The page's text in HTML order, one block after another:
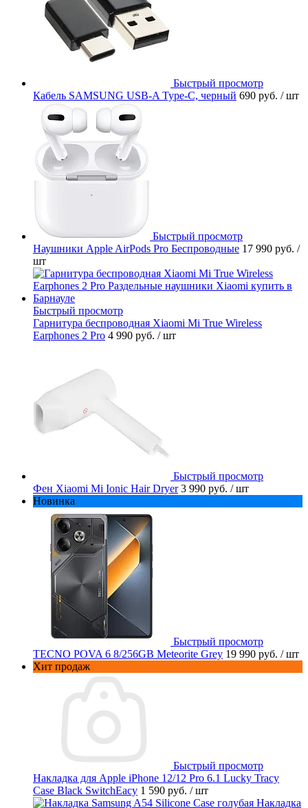
Быстрый просмотр
Кабель SAMSUNG USB-A Type-C, черный 690 руб. / шт
Быстрый просмотр
Наушники Apple AirPods Pro Беспроводные 17 990 руб. /
шт
Быстрый просмотр
Гарнитура беспроводная Xiaomi Mi True Wireless
Earphones 2 Pro 4 990 руб. / шт
Быстрый просмотр
Фен Xiaomi Mi Ionic Hair Dryer 3 990 руб. / шт
Новинка
Быстрый просмотр
TECNO POVA 6 8/256GB Meteorite Grey 19 990 руб. / шт
Хит продаж
Быстрый просмотр
Накладка для Apple iPhone 12/12 Pro 6.1 Lucky Tracy
Case Black SwitchEacy 1 590 руб. / шт